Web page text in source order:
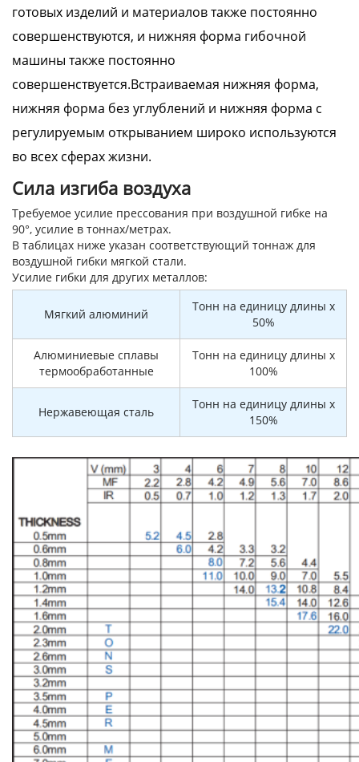
готовых изделий и материалов также постоянно
совершенствуются, и нижняя форма гибочной
машины также постоянно
совершенствуется.Встраиваемая нижняя форма,
нижняя форма без углублений и нижняя форма с
регулируемым открыванием широко используются
во всех сферах жизни.
Сила изгиба воздуха
Требуемое усилие прессования при воздушной гибке на
90°, усилие в тоннах/метрах.
В таблицах ниже указан соответствующий тоннаж для
воздушной гибки мягкой стали.
Усилие гибки для других металлов:
Мягкий алюминий
Тонн на единицу длины x
50%
Алюминиевые сплавы
термообработанные
Тонн на единицу длины x
100%
Нержавеющая сталь
Тонн на единицу длины x
150%